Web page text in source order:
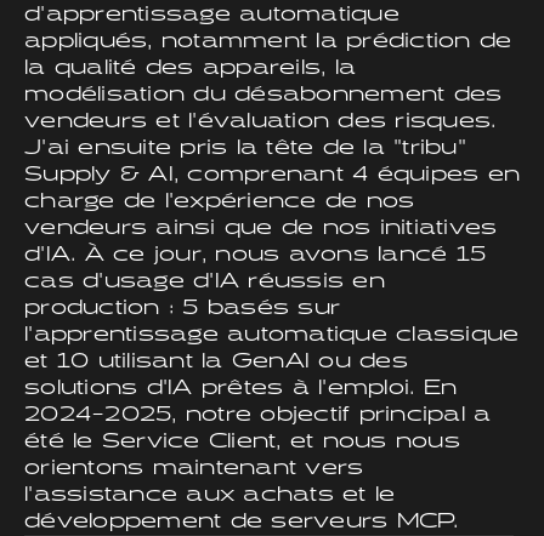
d'apprentissage automatique
appliqués, notamment la prédiction de
la qualité des appareils, la
modélisation du désabonnement des
vendeurs et l'évaluation des risques.
J'ai ensuite pris la tête de la "tribu"
Supply & AI, comprenant 4 équipes en
charge de l'expérience de nos
vendeurs ainsi que de nos initiatives
d'IA. À ce jour, nous avons lancé 15
cas d'usage d'IA réussis en
production : 5 basés sur
l'apprentissage automatique classique
et 10 utilisant la GenAI ou des
solutions d'IA prêtes à l'emploi. En
2024-2025, notre objectif principal a
été le Service Client, et nous nous
orientons maintenant vers
l'assistance aux achats et le
développement de serveurs MCP.